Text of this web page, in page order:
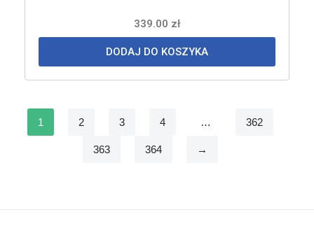
339.00 zł
DODAJ DO KOSZYKA
1 2 3 4 … 362
363 364 →